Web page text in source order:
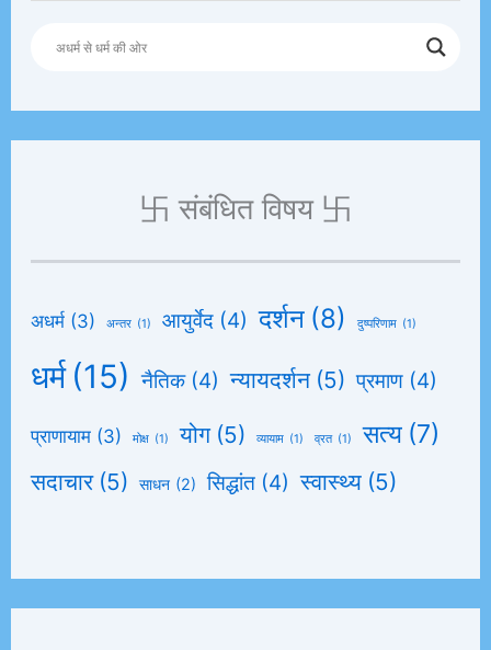
卐 संबंधित विषय 卐
अधर्म (3) अन्तर (1) आयुर्वेद (4) दर्शन (8) दुष्परिणाम (1)
धर्म (15) नैतिक (4) न्यायदर्शन (5) प्रमाण (4)
प्राणायाम (3) मोक्ष (1) योग (5) व्यायाम (1) व्रत (1) सत्य (7)
सदाचार (5) साधन (2) सिद्धांत (4) स्वास्थ्य (5)